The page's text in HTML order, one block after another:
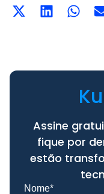
Assine
fique por
estão
Nome*